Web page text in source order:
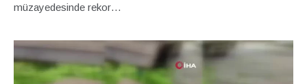
müzayedesinde rekor…